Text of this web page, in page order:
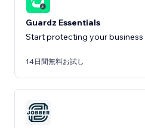
Guardz Essentials
Start protecting your
14日間無料お試し